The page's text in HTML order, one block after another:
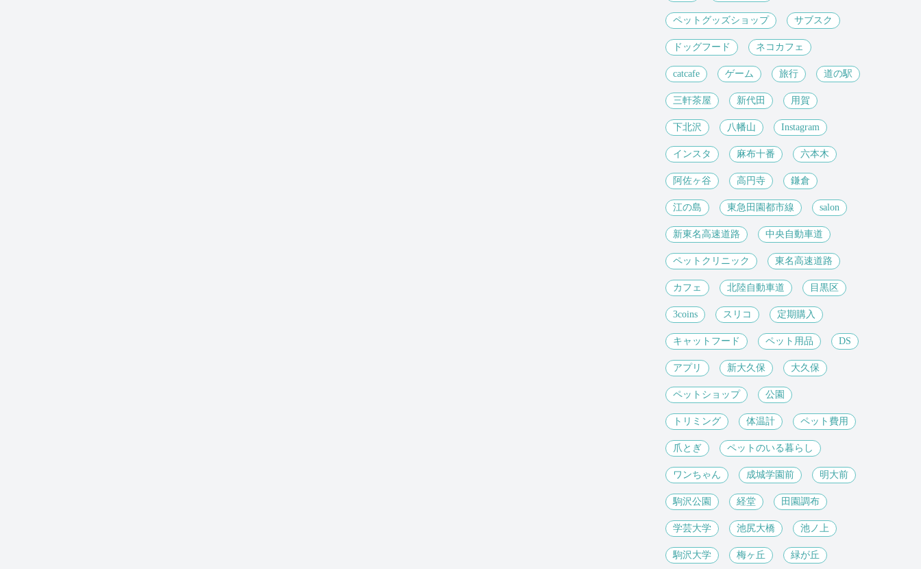
ペットグッズショップ サブスク
ドッグフード ネコカフェ
catcafe ゲーム 旅行 道の駅
三軒茶屋 新代田 用賀
下北沢 八幡山 Instagram
インスタ 麻布十番 六本木
阿佐ヶ谷 高円寺 鎌倉
江の島 東急田園都市線 salon
新東名高速道路 中央自動車道
ペットクリニック 東名高速道路
カフェ 北陸自動車道 目黒区
3coins スリコ 定期購入
キャットフード ペット用品 DS
アプリ 新大久保 大久保
ペットショップ 公園
トリミング 体温計 ペット費用
爪とぎ ペットのいる暮らし
ワンちゃん 成城学園前 明大前
駒沢公園 経堂 田園調布
学芸大学 池尻大橋 池ノ上
駒沢大学 梅ヶ丘 緑が丘